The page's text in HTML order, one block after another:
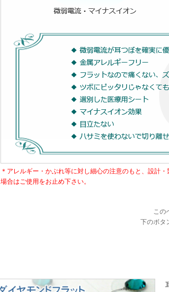
＊アレルギー・かぶれ等に対し細心の注意のもと、設計
場合はご使用をお止め下さい。
この
下のボタ